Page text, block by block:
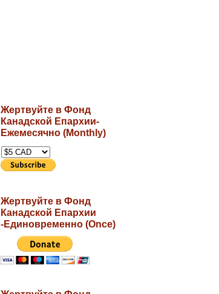
Жертвуйте в Фонд
Канадской Епархии-
Ежемесячно (Monthly)
Жертвуйте в Фонд
Канадской Епархии
-Единовременно (Once)